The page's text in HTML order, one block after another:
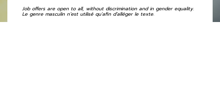
Job offers are open to all, without discrimination and in gender equality.
Le genre masculin n’est utilisé qu'afin d’alléger le texte.